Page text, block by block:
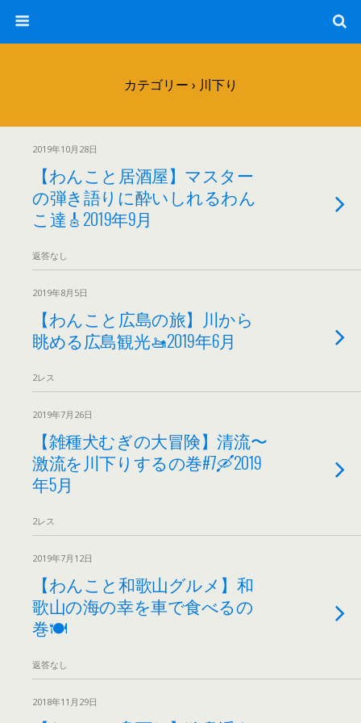
カテゴリー › 川下り
2019年10月28日
【わんこと居酒屋】マスター
の弾き語りに酔いしれるわん
こ達🎸2019年9月
返答なし
2019年8月5日
【わんこと広島の旅】川から
眺める広島観光🚤2019年6月
2レス
2019年7月26日
【雑種犬むぎの大冒険】清流〜
激流を川下りするの巻#7🛶2019
年5月
2レス
2019年7月12日
【わんこと和歌山グルメ】和
歌山の海の幸を車で食べるの
巻🍽
返答なし
2018年11月29日